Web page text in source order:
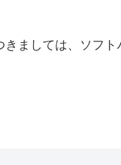
ましては、ソフ